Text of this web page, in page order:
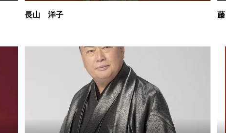
長山 洋子